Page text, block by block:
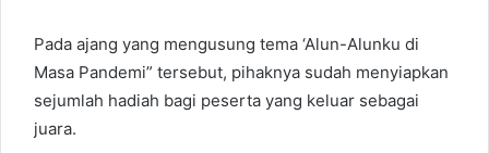
Pada ajang yang mengusung tema ‘Alun-Alunku di
Masa Pandemi” tersebut, pihaknya sudah menyiapkan
sejumlah hadiah bagi peserta yang keluar sebagai
juara.